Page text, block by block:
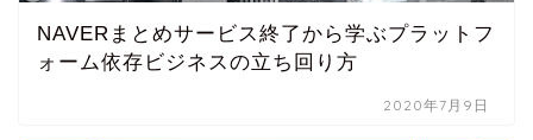
NAVERまとめサービス終了から学ぶプラットフ
ォーム依存ビジネスの立ち回り方
2020年7月9日